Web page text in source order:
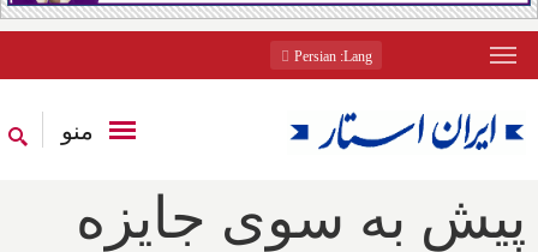
Lang
: Persian
منو
پیش به سوی جایزه